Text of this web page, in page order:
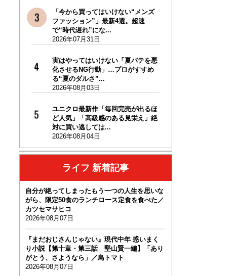
「今から買ってはいけない“メンズ
ファッション”」最新4選。超速
で“時代遅れ”にな...
2026年07月31日
実はやってはいけない「夏バテを悪
化させるNG行動」…プロがすすめ
る“夏のダルさ”...
2026年08月03日
ユニクロ最新作「毎回完売が出るほ
ど人気」「高級感のある見栄え」絶
対に買い逃しては...
2026年08月04日
ライフ 新着記事
自分が絶ってしまったもう一つの人生を思いな
がら、限定50食のランチロース定食を食べた／
カツセマサヒコ
2026年08月07日
『まだおじさんじゃない』現代中年 惑いまく
り小説【第十章・第三話 堅山賢一編】「あり
がとう、さようなら」／鳥トマト
2026年08月07日